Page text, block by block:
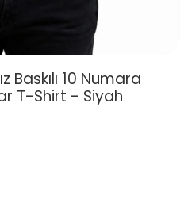
Baskılı 10 Numara
T-Shirt - Siyah